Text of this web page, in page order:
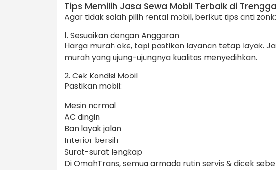
Tips Memilih Jasa Sewa Mobil Terbaik di
Agar tidak salah pilih rental mobil, berikut tips anti zonk:
1. Sesuaikan dengan Anggaran
Harga murah oke, tapi pastikan layanan tetap layak.
murah yang ujung-ujungnya kualitas menyedihkan.
2. Cek Kondisi Mobil
Pastikan mobil:
Mesin normal
AC dingin
Ban layak jalan
Interior bersih
Surat-surat lengkap
Di OmahTrans, semua armada rutin servis & dicek